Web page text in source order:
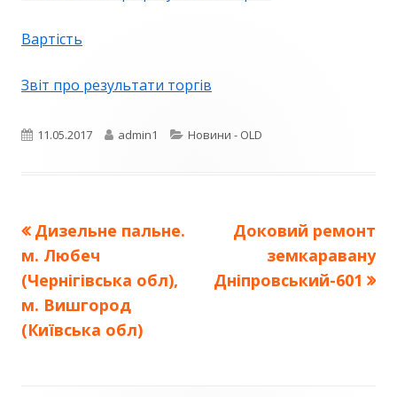
Вартість
Звіт про результати торгів
Опубліковано
11.05.2017 Автор
admin1 Категорії
Новини - OLD
Навігація
записів
Попередня
стаття:
Дизельне пальне.
м. Любеч
(Чернігівська обл),
м. Вишгород
(Київська обл)
Наступна
стаття:
Доковий ремонт
земкаравану
Дніпровський-601